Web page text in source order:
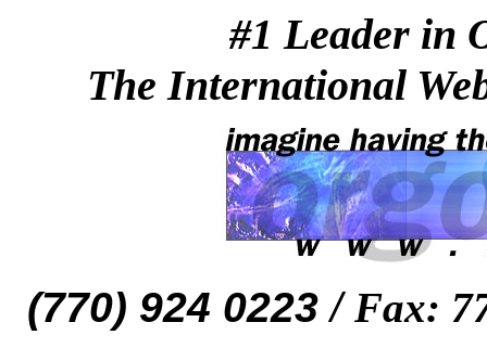
#1 Leader in
The International
(770) 924 0223/Fax: